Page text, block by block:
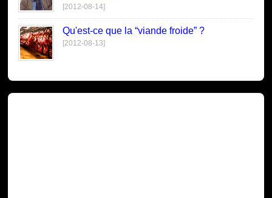
[2012-08-14]
Qu'est-ce que la “viande froide” ?
[2012-08-13]